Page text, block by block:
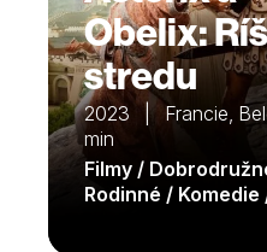
Obelix:
stredu
2023 | Francie,
min
Filmy /
Rodinné / Komedie